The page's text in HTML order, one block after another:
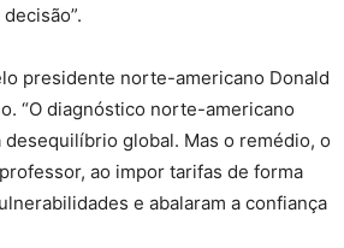
presidente norte-americano Donald
“O diagnóstico norte-americano
global. Mas o remédio, o
ao impor tarifas de forma
e abalaram a confiança